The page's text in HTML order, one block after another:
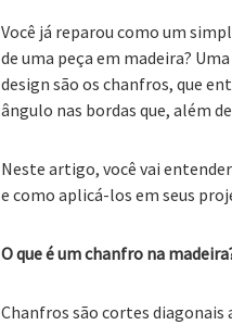
Você já reparou como um
de uma peça em madeira?
design são os chanfros, que
ângulo nas bordas que, além
Neste artigo, você vai
e como aplicá-los em seus
O que é um chanfro na
Chanfros são cortes diagonais